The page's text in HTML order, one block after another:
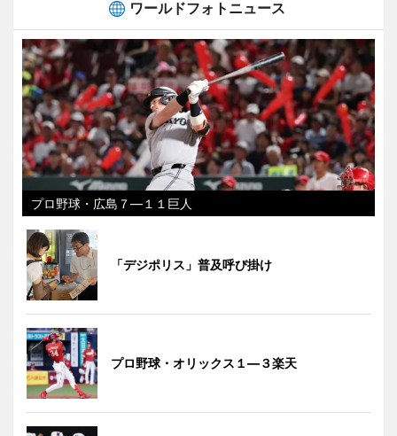
ワールドフォトニュース
プロ野球・広島７―１１巨人
「デジポリス」普及呼び掛け
プロ野球・オリックス１―３楽天